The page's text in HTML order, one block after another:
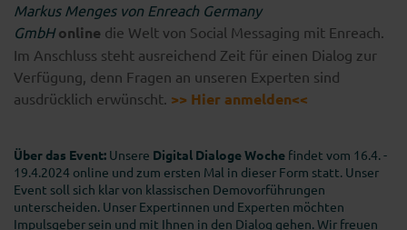
Markus Menges von Enreach Germany
GmbH online die Welt von Social Messaging mit Enreach.
Im Anschluss steht ausreichend Zeit für einen Dialog zur
Verfügung, denn Fragen an unseren Experten sind
ausdrücklich erwünscht. >> Hier anmelden<<
Über das Event: Unsere Digital Dialoge Woche findet vom 16.4. -
19.4.2024 online und zum ersten Mal in dieser Form statt. Unser
Event soll sich klar von klassischen Demovorführungen
unterscheiden. Unser Expertinnen und Experten möchten
Impulsgeber sein und mit Ihnen in den Dialog gehen. Wir freuen